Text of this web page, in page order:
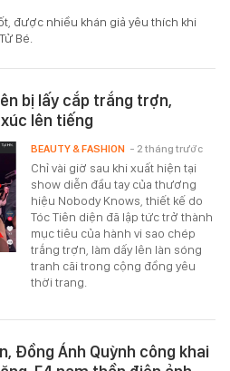
được nhiều khán giả yêu thích khi
Bé.
bị lấy cắp trắng trợn,
lên tiếng
Chỉ vài giờ sau khi xuất hiện tại
show diễn đầu tay của thương
hiệu Nobody Knows, thiết kế do
Tóc Tiên diện đã lập tức trở thành
mục tiêu của hành vi sao chép
trắng trợn, làm dấy lên làn sóng
tranh cãi trong cộng đồng yêu
thời trang.
BEAUTY & FASHION - 2 tháng trước
Đồng Ánh Quỳnh công khai